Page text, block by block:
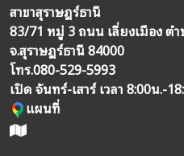
สาขาสุราษฎร์ธานี
83/71 หมู่ 3 ถนน เลี่ยงเมือง ตำ
จ.สุราษฎร์ธานี 84000
โทร.080-529-5993
เปิด จันทร์-เสาร์ เวลา 8:00น.-
แผนที่